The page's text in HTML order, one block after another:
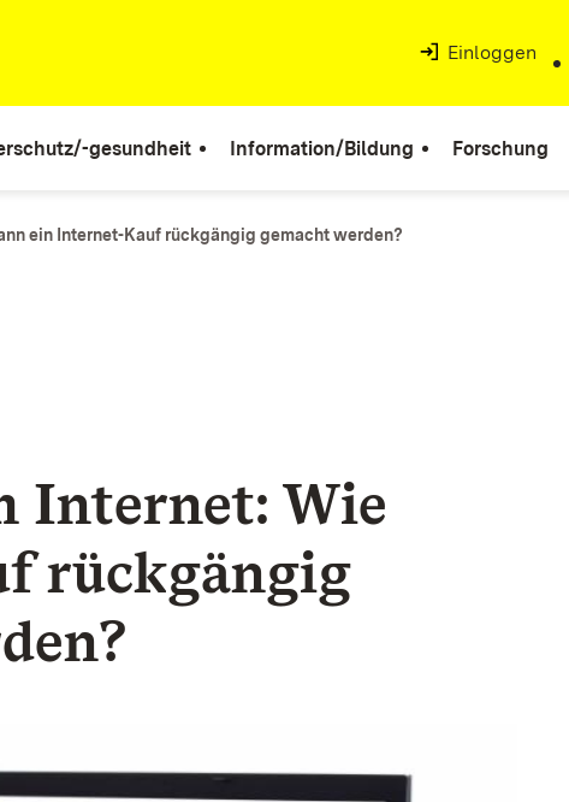
Einloggen
gesundheit Information/Bildung Forschung
ein Internet-Kauf rückgängig gemacht werden?​
Internet: Wie
rückgängig